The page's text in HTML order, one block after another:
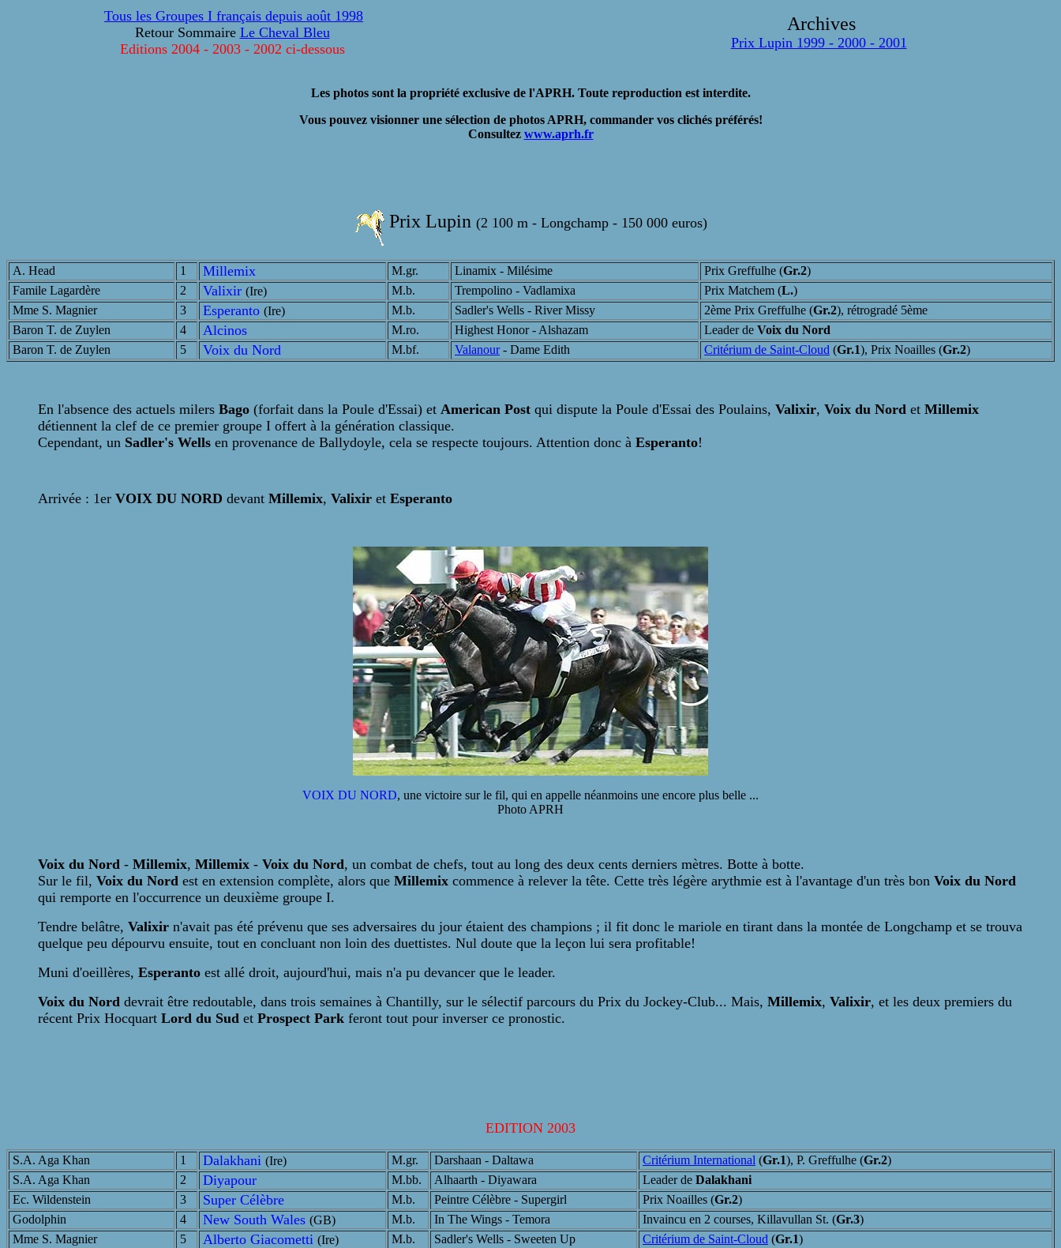
Tous les Groupes I français depuis août 1998
Retour Sommaire Le Cheval Bleu
Editions 2004 - 2003 - 2002 ci-dessous
Archives
Prix Lupin 1999 - 2000 - 2001
Les photos sont la propriété exclusive de l'APRH. Toute reproduction est interdite.
Vous pouvez visionner une sélection de photos APRH, commander vos clichés préférés!
Consultez www.aprh.fr
Prix Lupin (2 100 m - Longchamp - 150 000 euros)
A. Head 1 Millemix M.gr. Linamix - Milésime Prix Greffulhe (Gr.2)
Famile Lagardère
2 Valixir (Ire) M.b. Trempolino - Vadlamixa Prix Matchem (L.)
Mme S. Magnier
3 Esperanto (Ire) M.b. Sadler's Wells - River Missy 2ème Prix Greffulhe (Gr.2), rétrogradé 5ème
Baron T. de Zuylen
4 Alcinos M.ro. Highest Honor - Alshazam Leader de Voix du Nord
Baron T. de Zuylen
5 Voix du Nord M.bf. Valanour- Dame Edith Critérium de Saint-Cloud (Gr.1), Prix Noailles (Gr.2)
En l'absence des actuels milers Bago (forfait dans la Poule d'Essai) et American Post qui dispute la Poule d'Essai des Poulains, Valixir, Voix du Nord et Millemix
détiennent la clef de ce premier groupe I offert à la génération classique.
Cependant, un Sadler's Wells en provenance de Ballydoyle, cela se respecte toujours. Attention donc à Esperanto!
Arrivée : 1er VOIX DU NORD devant Millemix, Valixir et Esperanto
VOIX DU NORD, une victoire sur le fil, qui en appelle néanmoins une encore plus belle ...
Photo APRH
Voix du Nord - Millemix, Millemix - Voix du Nord, un combat de chefs, tout au long des deux cents derniers mètres. Botte à botte.
Sur le fil, Voix du Nord est en extension complète, alors que Millemix commence à relever la tête. Cette très légère arythmie est à l'avantage d'un très bon Voix du Nord
qui remporte en l'occurrence un deuxième groupe I.
Tendre belâtre, Valixir n'avait pas été prévenu que ses adversaires du jour étaient des champions ; il fit donc le mariole en tirant dans la montée de Longchamp et se trouva
quelque peu dépourvu ensuite, tout en concluant non loin des duettistes. Nul doute que la leçon lui sera profitable!
Muni d'oeillères, Esperanto est allé droit, aujourd'hui, mais n'a pu devancer que le leader.
Voix du Nord devrait être redoutable, dans trois semaines à Chantilly, sur le sélectif parcours du Prix du Jockey-Club... Mais, Millemix, Valixir, et les deux premiers du
récent Prix Hocquart Lord du Sud et Prospect Park feront tout pour inverser ce pronostic.
EDITION 2003
S.A. Aga Khan 1 Dalakhani (Ire) M.gr. Darshaan - Daltawa Critérium International (Gr.1), P. Greffulhe (Gr.2)
S.A. Aga Khan
2 Diyapour M.bb. Alhaarth - Diyawara Leader de Dalakhani
Ec. Wildenstein
3 Super Célèbre M.b. Peintre Célèbre - Supergirl Prix Noailles (Gr.2)
Godolphin
4 New South Wales (GB) M.b. In The Wings - Temora Invaincu en 2 courses, Killavullan St. (Gr.3)
Mme S. Magnier
5 Alberto Giacometti (Ire) M.b. Sadler's Wells - Sweeten Up Critérium de Saint-Cloud (Gr.1)